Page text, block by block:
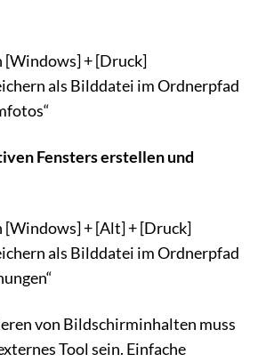
+ [Druck]
als Bilddatei im Ordnerpfad
Fensters erstellen und
+ [Alt] + [Druck]
als Bilddatei im Ordnerpfad
von Bildschirminhalten muss
Tool sein. Einfache